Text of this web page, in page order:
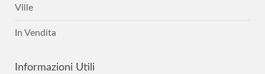
Ville
In Vendita
Informazioni Utili